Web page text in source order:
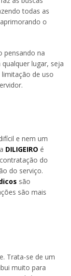
todas as
o
pensando na
lugar, seja
de uso
e nem um
DILIGEIRO é
do
do serviço.
são
são mais
Trata-se de um
muito para